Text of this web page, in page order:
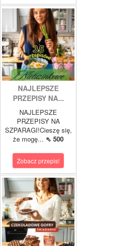
NAJLEPSZE
PRZEPISY NA...
NAJLEPSZE
PRZEPISY NA
SZPARAGI!Cieszę się,
że mogę... ⇖ 500
Zobacz przepis!